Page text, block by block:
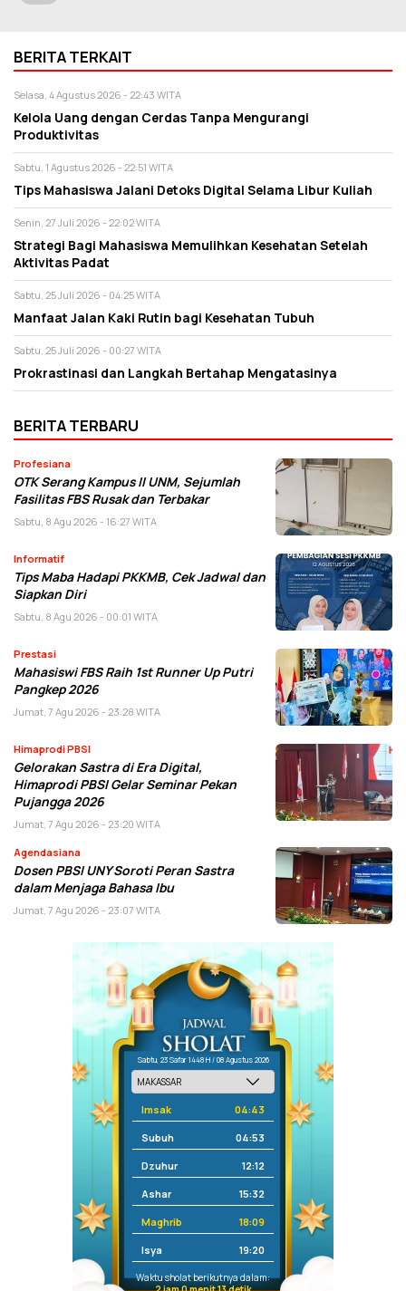
BERITA TERKAIT
Selasa, 4 Agustus 2026 - 22:43 WITA
Kelola Uang dengan Cerdas Tanpa Mengurangi
Produktivitas
Sabtu, 1 Agustus 2026 - 22:51 WITA
Tips Mahasiswa Jalani Detoks Digital Selama Libur Kuliah
Senin, 27 Juli 2026 - 22:02 WITA
Strategi Bagi Mahasiswa Memulihkan Kesehatan Setelah
Aktivitas Padat
Sabtu, 25 Juli 2026 - 04:25 WITA
Manfaat Jalan Kaki Rutin bagi Kesehatan Tubuh
Sabtu, 25 Juli 2026 - 00:27 WITA
Prokrastinasi dan Langkah Bertahap Mengatasinya
BERITA TERBARU
Profesiana
OTK Serang Kampus II UNM, Sejumlah
Fasilitas FBS Rusak dan Terbakar
Sabtu, 8 Agu 2026 - 16:27 WITA
Informatif
Tips Maba Hadapi PKKMB, Cek Jadwal dan
Siapkan Diri
Sabtu, 8 Agu 2026 - 00:01 WITA
Prestasi
Mahasiswi FBS Raih 1st Runner Up Putri
Pangkep 2026
Jumat, 7 Agu 2026 - 23:28 WITA
Himaprodi PBSI
Gelorakan Sastra di Era Digital,
Himaprodi PBSI Gelar Seminar Pekan
Pujangga 2026
Jumat, 7 Agu 2026 - 23:20 WITA
Agendasiana
Dosen PBSI UNY Soroti Peran Sastra
dalam Menjaga Bahasa Ibu
Jumat, 7 Agu 2026 - 23:07 WITA
Sabtu, 23 Safar 1448 H / 08 Agustus 2026
Imsak 04:43
Subuh 04:53
Dzuhur 12:12
Ashar 15:32
Maghrib 18:09
Isya 19:20
Waktu sholat berikutnya dalam: